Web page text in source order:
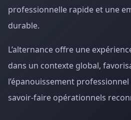
professionnelle rapide et une
durable.
L’alternance offre une
dans un contexte global,
l’épanouissement
savoir-faire opérationnels